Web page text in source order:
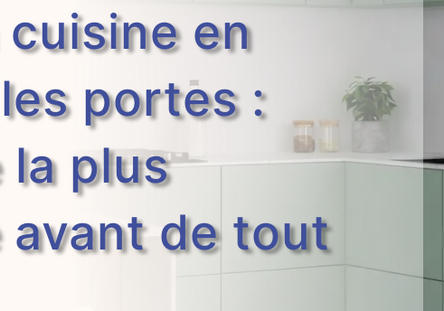
cuisine en
portes :
la plus
de tout